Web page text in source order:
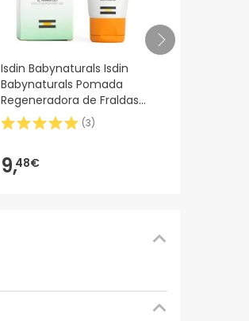
Isdin Babynaturals Isdin
Babynaturals Pomada
Regeneradora de Fraldas
50ml
(3)
9,48€